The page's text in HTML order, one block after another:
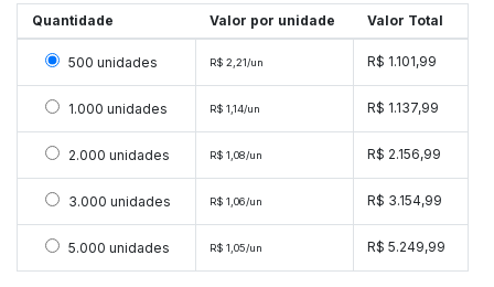
Quantidade Valor por unidade Valor Total
Selecionar 500 unidades
500 unidades R$ 2,21/un R$ 1.101,99
Selecionar 1000 unidades
1.000 unidades R$ 1,14/un R$ 1.137,99
Selecionar 2000 unidades
2.000 unidades R$ 1,08/un R$ 2.156,99
Selecionar 3000 unidades
3.000 unidades R$ 1,06/un R$ 3.154,99
Selecionar 5000 unidades
5.000 unidades R$ 1,05/un R$ 5.249,99